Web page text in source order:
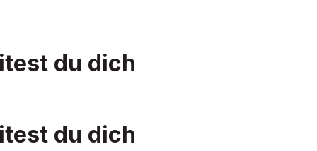
du dich
du dich